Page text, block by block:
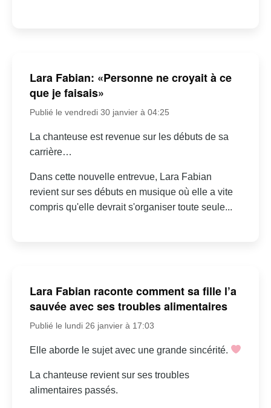
Lara Fabian: «Personne ne croyait à ce
que je faisais»
Publié le vendredi 30 janvier à 04:25
La chanteuse est revenue sur les débuts de sa
carrière…
Dans cette nouvelle entrevue, Lara Fabian
revient sur ses débuts en musique où elle a vite
compris qu'elle devrait s'organiser toute seule...
Lara Fabian raconte comment sa fille l’a
sauvée avec ses troubles alimentaires
Publié le lundi 26 janvier à 17:03
Elle aborde le sujet avec une grande sincérité.
La chanteuse revient sur ses troubles
alimentaires passés.